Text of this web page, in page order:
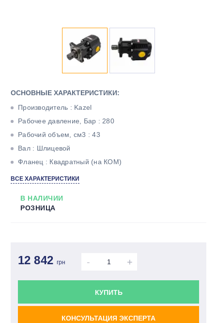
ОСНОВНЫЕ ХАРАКТЕРИСТИКИ:
Производитель : Kazel
Рабочее давление, Бар : 280
Рабочий объем, см3 : 43
Вал : Шлицевой
Фланец : Квадратный (на КОМ)
ВСЕ ХАРАКТЕРИСТИКИ
В НАЛИЧИИ
РОЗНИЦА
12 842грн - +
КУПИТЬ
КОНСУЛЬТАЦИЯ ЭКСПЕРТА